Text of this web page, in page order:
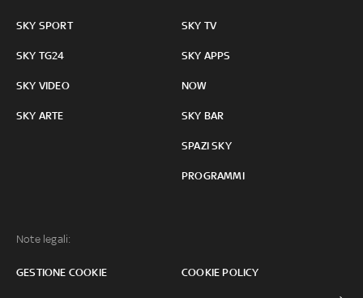
SKY SPORT
SKY TG24
SKY VIDEO
SKY ARTE
SKY TV
SKY APPS
NOW
SKY BAR
SPAZI SKY
PROGRAMMI
Note legali:
GESTIONE COOKIE COOKIE POLICY